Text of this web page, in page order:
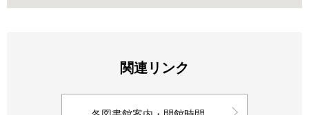
関連リンク